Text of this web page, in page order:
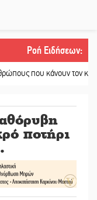
Ροή Ειδήσεων:
κάνουν τον κόσμο λίγο
ποτήρι